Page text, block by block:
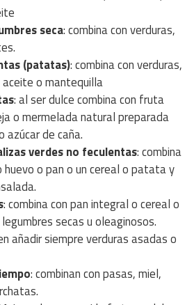
seca: combina con verduras,
(patatas): combina con verduras,
o mantequilla
: al ser dulce combina con fruta
o mermelada natural preparada
azúcar de caña.
verdes no feculentas: combina
huevo o pan o un cereal o patata y
: combina con pan integral o cereal o
secas u oleaginosos.
añadir siempre verduras asadas o
: combinan con pasas, miel,